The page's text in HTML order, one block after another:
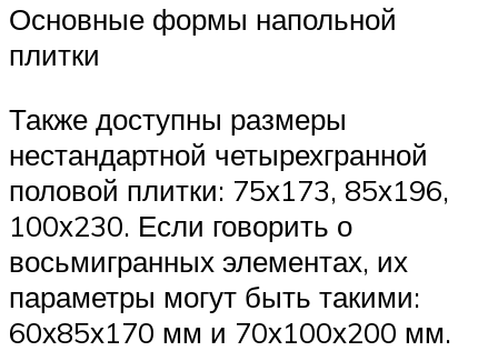
Основные формы напольной
плитки
Также доступны размеры
нестандартной четырехгранной
половой плитки: 75х173, 85х196,
100х230. Если говорить о
восьмигранных элементах, их
параметры могут быть такими:
60х85х170 мм и 70х100х200 мм.